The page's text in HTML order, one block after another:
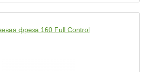
фреза 160 Full Control